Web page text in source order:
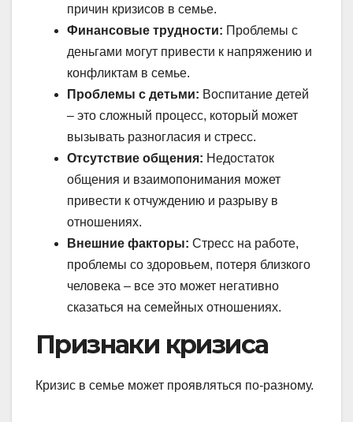
причин кризисов в семье.
Финансовые трудности: Проблемы с
деньгами могут привести к напряжению и
конфликтам в семье.
Проблемы с детьми: Воспитание детей
– это сложный процесс, который может
вызывать разногласия и стресс.
Отсутствие общения: Недостаток
общения и взаимопонимания может
привести к отчуждению и разрыву в
отношениях.
Внешние факторы: Стресс на работе,
проблемы со здоровьем, потеря близкого
человека – все это может негативно
сказаться на семейных отношениях.
Признаки кризиса
Кризис в семье может проявляться по-разному.